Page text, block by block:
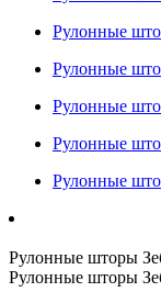
Рулонные
Рулонные
Рулонные
Рулонные
Рулонные
Рулонные шторы
Рулонные шторы